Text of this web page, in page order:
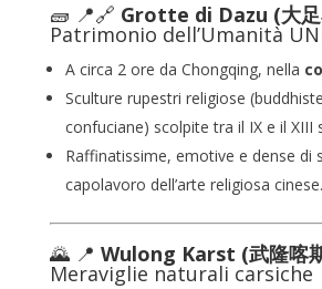
🧱 📍🔗 Grotte di Dazu (大
Patrimonio dell’Umanità
A circa 2 ore da Chongqing, nella
Sculture rupestri religiose
confuciane) scolpite tra il IX e il XIII
Raffinatissime, emotive e dense di
capolavoro dell’arte religiosa cinese.
🌄 📍 Wulong Karst (武隆喀
Meraviglie naturali carsiche